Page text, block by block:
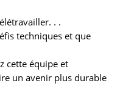
. .
techniques et que
cette équipe et
un avenir plus durable